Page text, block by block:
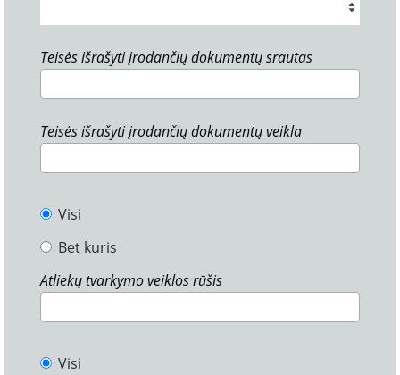
Teisės išrašyti įrodančių dokumentų srautas
Teisės išrašyti įrodančių dokumentų veikla
Visi
Bet kuris
Atliekų tvarkymo veiklos rūšis
Visi